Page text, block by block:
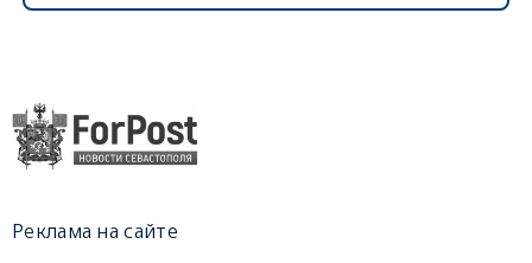
Реклама на сайте